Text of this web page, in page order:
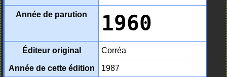
Année de parution 1960
Éditeur original
Corréa
Année de cette édition
1987